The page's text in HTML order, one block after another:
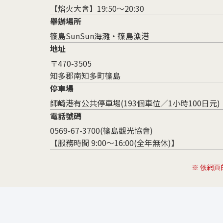
【焰火大會】19:50～20:30
舉辦場所
篠島SunSun海灘・篠島漁港
地址
〒470-3505
知多郡南知多町篠島
停車場
師崎港有公共停車場(193個車位／1小時100日元)
電話號碼
0569-67-3700(篠島觀光協會)
【服務時間 9:00～16:00(全年無休)】
※ 依網頁